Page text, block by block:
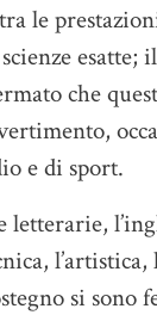
le
esatte;
che
e di sport.
l’artistica,
si sono